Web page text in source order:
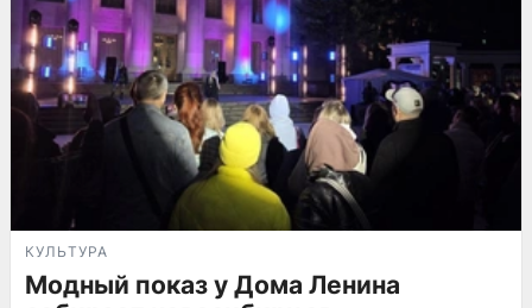
КУЛЬТУРА
Модный показ у Дома Ленина